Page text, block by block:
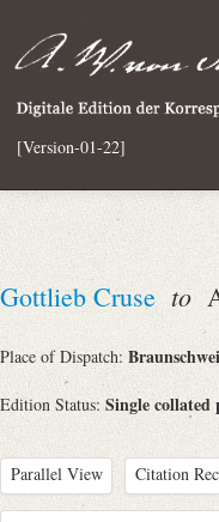
[Version-01-22]
Gottlieb Cruse to
Place of Dispatch:
Edition Status: Single
Parallel View Citation